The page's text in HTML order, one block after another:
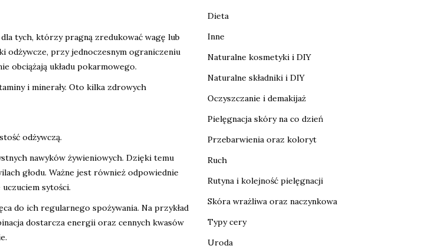
tych, którzy pragną zredukować wagę lub
odżywcze, przy jednoczesnym ograniczeniu
obciążają układu pokarmowego.
i minerały. Oto kilka zdrowych
odżywczą.
nawyków żywieniowych. Dzięki temu
głodu. Ważne jest również odpowiednie
sytości.
do ich regularnego spożywania. Na przykład
dostarcza energii oraz cennych kwasów
Dieta
Inne
Naturalne kosmetyki i DIY
Naturalne składniki i DIY
Oczyszczanie i demakijaż
Pielęgnacja skóry na co dzień
Przebarwienia oraz koloryt
Ruch
Rutyna i kolejność pielęgnacji
Skóra wrażliwa oraz naczynkowa
Typy cery
Uroda